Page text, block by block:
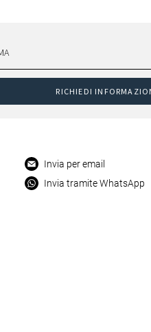
RICHIEDI
Invia per email
Invia tramite WhatsApp